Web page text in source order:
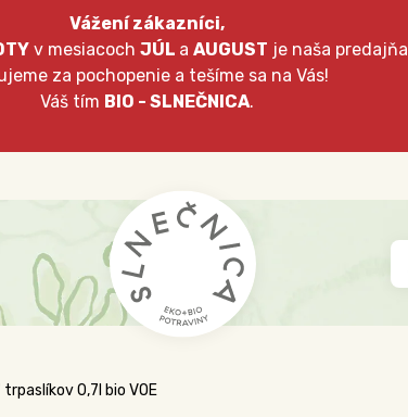
Vážení zákazníci,
v mesiacoch JÚL a AUGUST je naša predajňa
za pochopenie a tešíme sa na Vás!
Váš tím BIO - SLNEČNICA.
0,7l bio VOE